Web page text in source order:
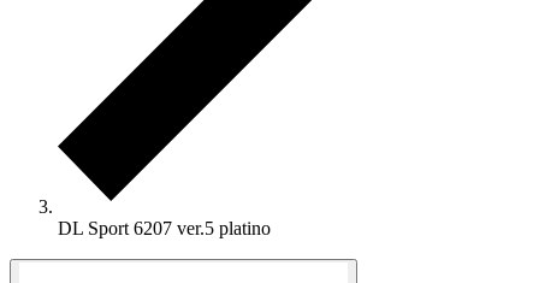
DL Sport 6207 ver.5 platino